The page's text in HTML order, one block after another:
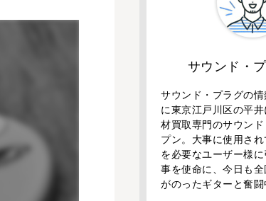
サウンド・
サウンド・プラグの
に東京江戸川区の平
材買取専門のサウン
プン。大事に使用さ
を必要なユーザー様に
事を使命に、今日も
がのったギターと奮闘